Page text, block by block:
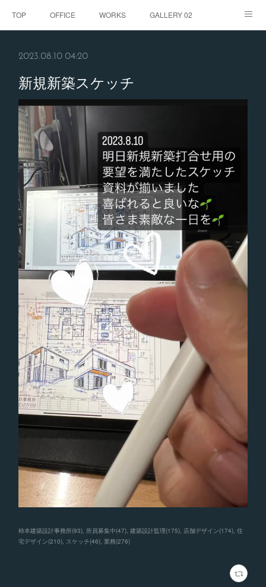
TOP OFFICE WORKS GALLERY 02
2023.08.10 04:20
新規新築スケッチ
柿本建築設計事務所(93) 所員募集中(47) 建築設計監理(175) 店舗デザイン(174) 住
宅デザイン(210) スケッチ(46) 業務(276)